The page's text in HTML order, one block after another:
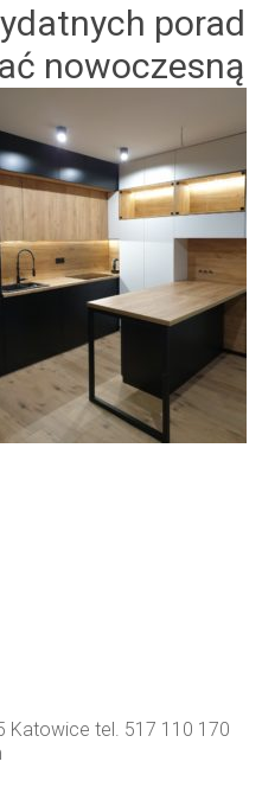
porad
nowoczesną
Katowice tel. 517 110 170